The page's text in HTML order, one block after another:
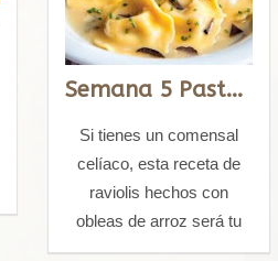
Semana 5 Pasta fresca con oblea de arroz
Si tienes un comensal
celíaco, esta receta de
raviolis hechos con
obleas de arroz será tu
salvación.